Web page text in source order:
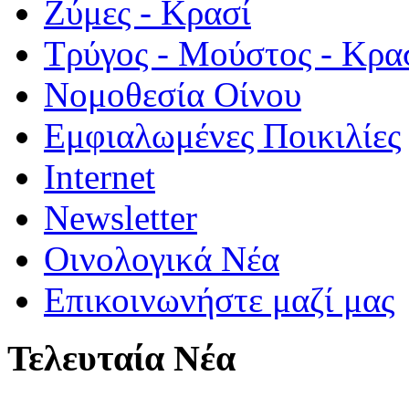
Ζύμες - Κρασί
Τρύγος - Μούστος -
Νομοθεσία Οίνου
Εμφιαλωμένες Ποικιλίες
Internet
Newsletter
Οινολογικά Νέα
Επικοινωνήστε μαζί μας
Τελευταία Νέα